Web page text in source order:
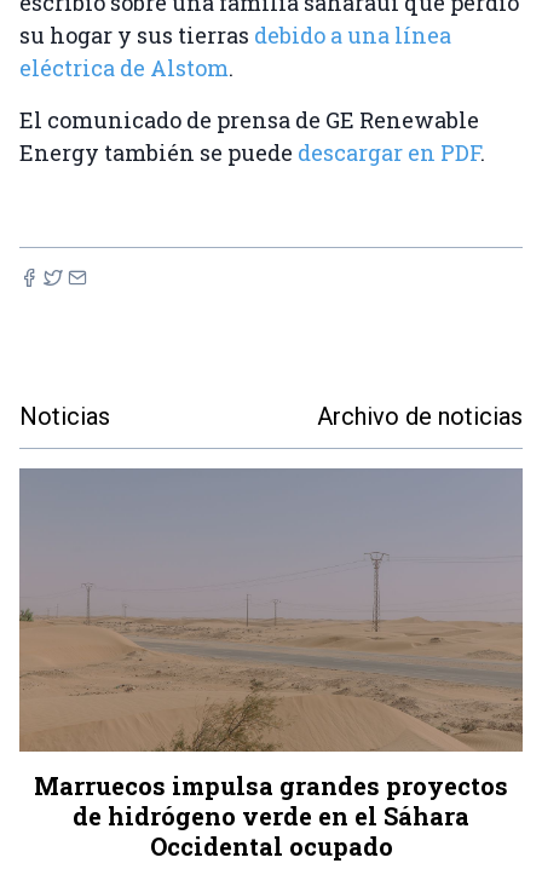
su hogar y sus tierras debido a una línea
eléctrica de Alstom.
El comunicado de prensa de GE Renewable
Energy también se puede descargar en PDF.
Noticias Archivo de noticias
Marruecos impulsa grandes proyectos
de hidrógeno verde en el Sáhara
Occidental ocupado